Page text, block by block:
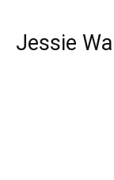
Jessie